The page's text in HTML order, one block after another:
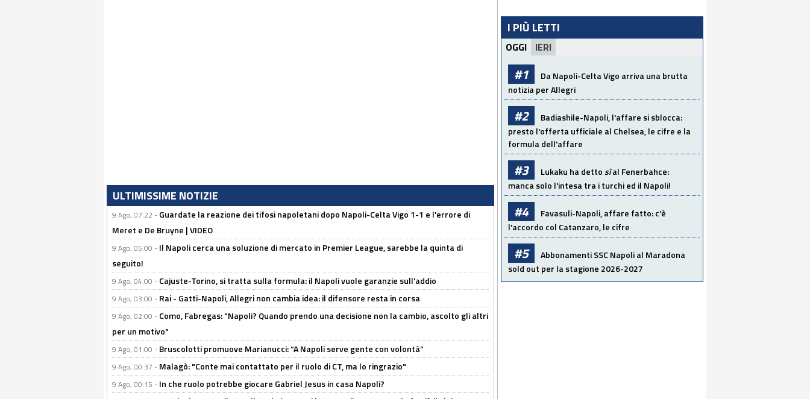
ULTIMISSIME NOTIZIE
9 Ago, 07:22 - Guardate la reazione dei tifosi napoletani dopo Napoli-Celta Vigo 1-1 e l'errore di
Meret e De Bruyne | VIDEO
9 Ago, 05:00 - Il Napoli cerca una soluzione di mercato in Premier League, sarebbe la quinta di
seguito!
9 Ago, 04:00 - Cajuste-Torino, si tratta sulla formula: il Napoli vuole garanzie sull'addio
9 Ago, 03:00 - Rai - Gatti-Napoli, Allegri non cambia idea: il difensore resta in corsa
9 Ago, 02:00 - Como, Fabregas: "Napoli? Quando prendo una decisione non la cambio, ascolto gli altri
per un motivo"
9 Ago, 01:00 - Bruscolotti promuove Marianucci: “A Napoli serve gente con volontà”
9 Ago, 00:37 - Malagò: "Conte mai contattato per il ruolo di CT, ma lo ringrazio"
9 Ago, 00:15 - In che ruolo potrebbe giocare Gabriel Jesus in casa Napoli?
I PIÙ LETTI
OGGI IERI
#1
Da Napoli-Celta Vigo arriva una brutta
notizia per Allegri
#2
Badiashile-Napoli, l'affare si sblocca:
presto l'offerta ufficiale al Chelsea, le cifre e la
formula dell'affare
#3 Lukaku ha dettosìal Fenerbahce:
manca solo l'intesa tra i turchi ed il Napoli!
#4
Favasuli-Napoli, affare fatto: c'è
l'accordo col Catanzaro, le cifre
#5
Abbonamenti SSC Napoli al Maradona
sold out per la stagione 2026-2027